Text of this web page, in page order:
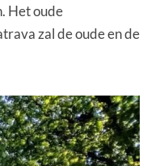
Het oude
zal de oude en de